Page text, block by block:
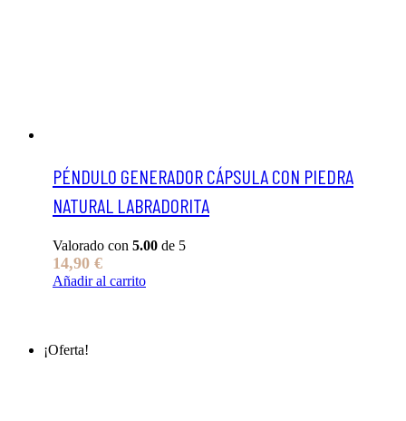
PÉNDULO GENERADOR CÁPSULA CON PIEDRA
NATURAL LABRADORITA
Valorado con 5.00 de 5
14,90 €
Añadir al carrito
¡Oferta!